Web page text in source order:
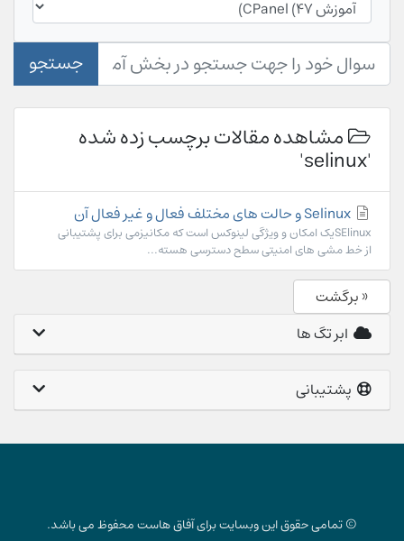
جستجو
مشاهده مقالات برچسب زده شده
'selinux'
SElinuxیک امکان و ویژگی لینوکس است که مکانیزمی برای پشتیبانی
از خط مشی های امنیتی سطح دسترسی هسته...
« برگشت
ابر تگ ها
پشتیبانی
© تمامی حقوق این وبسایت برای آفاق هاست محفوظ می باشد.